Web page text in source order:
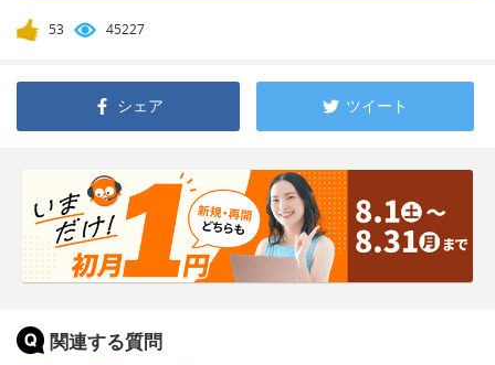
53 45227
シェア ツイート
関連する質問